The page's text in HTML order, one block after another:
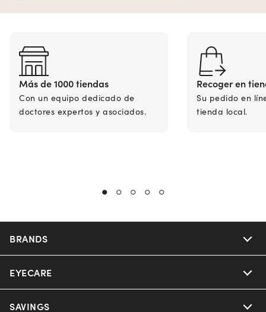
Más de 1000 tiendas
Con un equipo dedicado de
doctores expertos y asociados.
Recoger en
Su pedido en
tienda local.
BRANDS
Nuance Audio
Ray-Ban
EYECARE
Our Eyeglasses
SAVINGS